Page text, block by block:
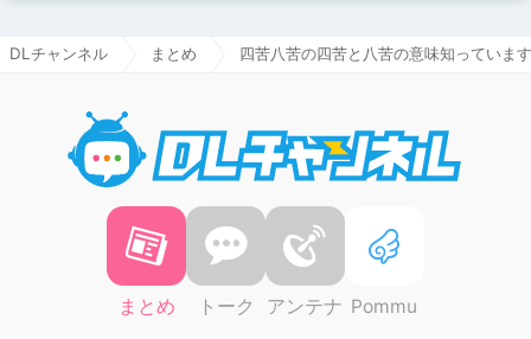
DLチャンネル まとめ 四苦八苦の四苦と八苦の意味知っていま
まとめ トーク アンテナ Pommu